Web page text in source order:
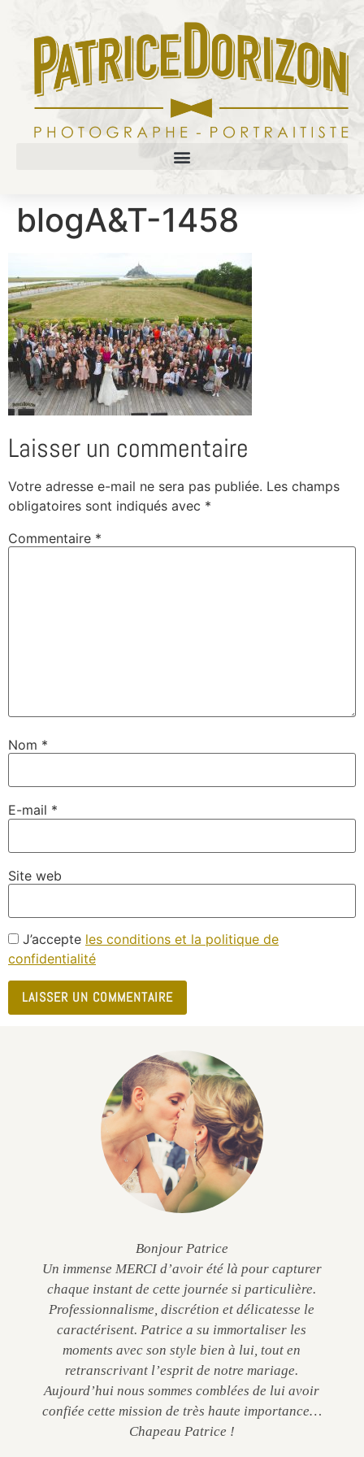
blogA&T-1458
Laisser un commentaire
Votre adresse e-mail ne sera pas publiée. Les champs
obligatoires sont indiqués avec *
Commentaire *
Nom *
E-mail *
Site web
J’accepte les conditions et la politique de
confidentialité
Bonjour Patrice
Un immense MERCI d’avoir été là pour capturer
chaque instant de cette journée si particulière.
Professionnalisme, discrétion et délicatesse le
caractérisent. Patrice a su immortaliser les
moments avec son style bien à lui, tout en
retranscrivant l’esprit de notre mariage.
Aujourd’hui nous sommes comblées de lui avoir
confiée cette mission de très haute importance…
Chapeau Patrice !